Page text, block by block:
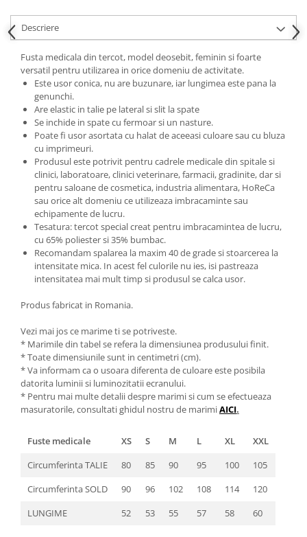
Descriere
Fusta medicala din tercot, model deosebit, feminin si foarte
versatil pentru utilizarea in orice domeniu de activitate.
Este usor conica, nu are buzunare, iar lungimea este pana la
genunchi.
Are elastic in talie pe lateral si slit la spate
Se inchide in spate cu fermoar si un nasture.
Poate fi usor asortata cu halat de aceeasi culoare sau cu bluza
cu imprimeuri.
Produsul este potrivit pentru cadrele medicale din spitale si
clinici, laboratoare, clinici veterinare, farmacii, gradinite, dar si
pentru saloane de cosmetica, industria alimentara, HoReCa
sau orice alt domeniu ce utilizeaza imbracaminte sau
echipamente de lucru.
Tesatura: tercot special creat pentru imbracamintea de lucru,
cu 65% poliester si 35% bumbac.
Recomandam spalarea la maxim 40 de grade si stoarcerea la
intensitate mica. In acest fel culorile nu ies, isi pastreaza
intensitatea mai mult timp si produsul se calca usor.
Produs fabricat in Romania.
Vezi mai jos ce marime ti se potriveste.
* Marimile din tabel se refera la dimensiunea produsului finit.
* Toate dimensiunile sunt in centimetri (cm).
* Va informam ca o usoara diferenta de culoare este posibila
datorita luminii si luminozitatii ecranului.
* Pentru mai multe detalii despre marimi si cum se efectueaza
masuratorile, consultati ghidul nostru de marimiAICI.
Fuste medicale XS S M L XL
XXL
Circumferinta TALIE
80 85 90 95 100
105
Circumferinta SOLD
90 96 102 108 114
120
LUNGIME
52 53 55 57 58 60